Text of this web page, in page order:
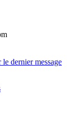
le dernier message